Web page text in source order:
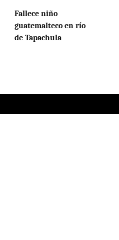
Fallece niño
guatemalteco en río
de Tapachula